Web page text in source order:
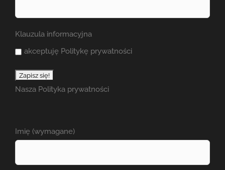
Klauzula informacyjna
akceptuję Politykę prywatności
Nasza Polityka prywatności
Imię (wymagane)